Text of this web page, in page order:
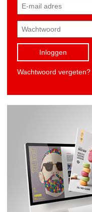
Inloggen
Wachtwoord vergeten?